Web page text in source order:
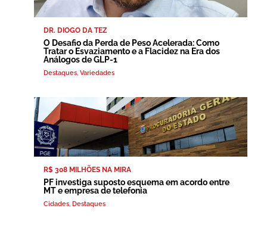
DR. DIOGO DA TEZ
O Desafio da Perda de Peso Acelerada: Como
Tratar o Esvaziamento e a Flacidez na Era dos
Análogos de GLP-1
Destaques, Variedades
R$ 308 MILHÕES NA MIRA
PF investiga suposto esquema em acordo entre
MT e empresa de telefonia
Cidades, Destaques